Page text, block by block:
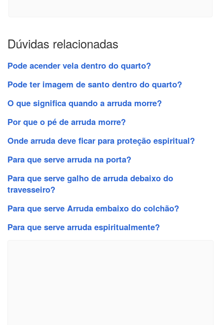
Dúvidas relacionadas
Pode acender vela dentro do quarto?
Pode ter imagem de santo dentro do quarto?
O que significa quando a arruda morre?
Por que o pé de arruda morre?
Onde arruda deve ficar para proteção espiritual?
Para que serve arruda na porta?
Para que serve galho de arruda debaixo do
travesseiro?
Para que serve Arruda embaixo do colchão?
Para que serve arruda espiritualmente?